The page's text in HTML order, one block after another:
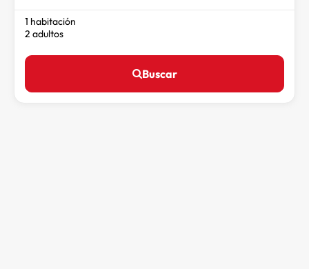
1 habitación
2 adultos
Buscar